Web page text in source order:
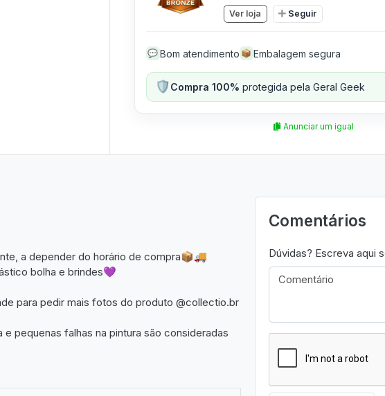
Ver loja Seguir
💬 Bom atendimento 📦 Embalagem segura
🛡️Compra 100% protegida pela Geral Geek
Anunciar um igual
a depender do horário de compra📦🚚
bolha e brindes💜
para pedir mais fotos do produto @collectio.br
pequenas falhas na pintura são consideradas
Comentários
Dúvidas? Escreva aqui